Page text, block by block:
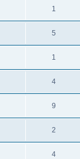
1
5
1
4
9
2
4